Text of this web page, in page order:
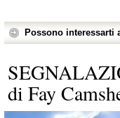
Possono interessarti
di Fay